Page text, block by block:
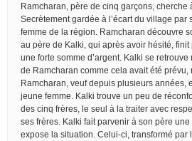
Ramcharan, père de cinq garçons, cherche
Secrètement gardée à l’écart du village par
femme de la région. Ramcharan découvre
au père de Kalki, qui après avoir hésité,
une forte somme d’argent. Kalki se
de Ramcharan comme cela avait été prévu,
Ramcharan, veuf depuis plusieurs années,
jeune femme. Kalki trouve un peu de
des cinq frères, le seul à la traiter avec
ses frères. Kalki fait parvenir à son père
expose la situation. Celui-ci, transformé par